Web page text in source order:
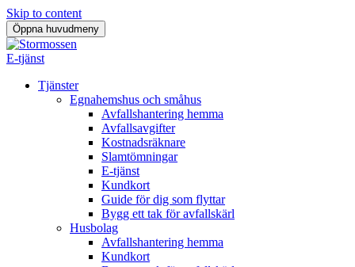
Skip to content
Öppna huvudmeny
E-tjänst
Tjänster
Egnahemshus och småhus
Avfallshantering hemma
Avfallsavgifter
Kostnadsräknare
Slamtömningar
E-tjänst
Kundkort
Guide för dig som flyttar
Bygg ett tak för avfallskärl
Husbolag
Avfallshantering hemma
Kundkort